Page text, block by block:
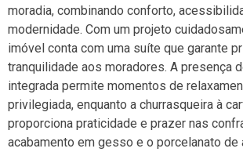
moradia, combinando conforto,
modernidade. Com um projeto
imóvel conta com uma suíte que garante
tranquilidade aos moradores. A presença
integrada permite momentos de
privilegiada, enquanto a churrasqueira à
proporciona praticidade e prazer nas
acabamento em gesso e o porcelanato de